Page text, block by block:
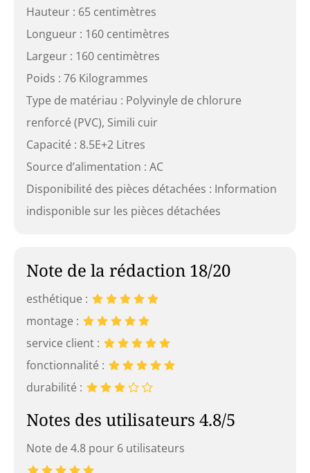
Hauteur : 65 centimètres
Longueur : 160 centimètres
Largeur : 160 centimètres
Poids : 76 Kilogrammes
Type de matériau : Polyvinyle de chlorure
renforcé (PVC), Simili cuir
Capacité : 8.5E+2 Litres
Source d’alimentation : AC
Disponibilité des pièces détachées : Information
indisponible sur les pièces détachées
Note de la rédaction 18/20
esthétique :
montage :
service client :
fonctionnalité :
durabilité :
Notes des utilisateurs 4.8/5
Note de 4.8 pour 6 utilisateurs